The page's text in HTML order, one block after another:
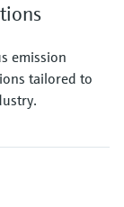
emission
tailored to